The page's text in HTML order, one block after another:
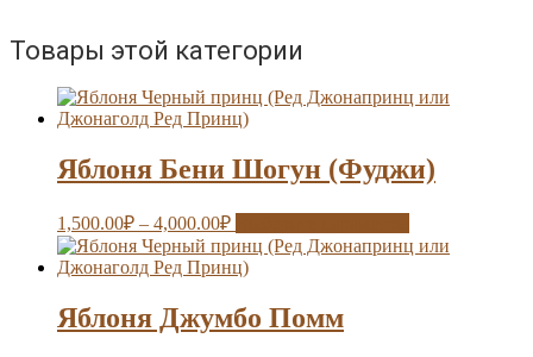
Товары этой категории
Яблоня Бени Шогун (Фуджи)
1,500.00₽ – 4,000.00₽
Яблоня Джумбо Помм